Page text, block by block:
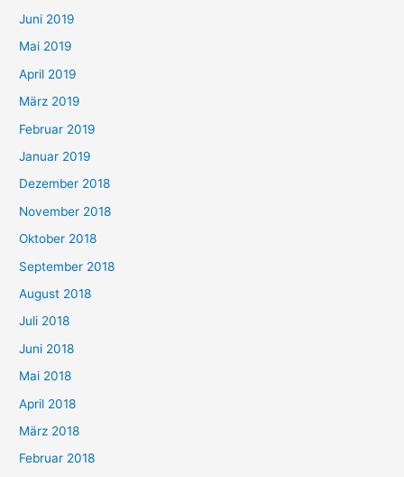
Juni 2019
Mai 2019
April 2019
März 2019
Februar 2019
Januar 2019
Dezember 2018
November 2018
Oktober 2018
September 2018
August 2018
Juli 2018
Juni 2018
Mai 2018
April 2018
März 2018
Februar 2018